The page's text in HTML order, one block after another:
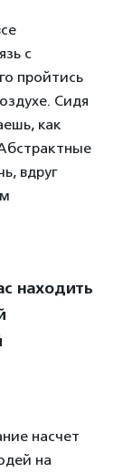
с
пройтись
Сидя
как
вдруг
находить
насчет
на